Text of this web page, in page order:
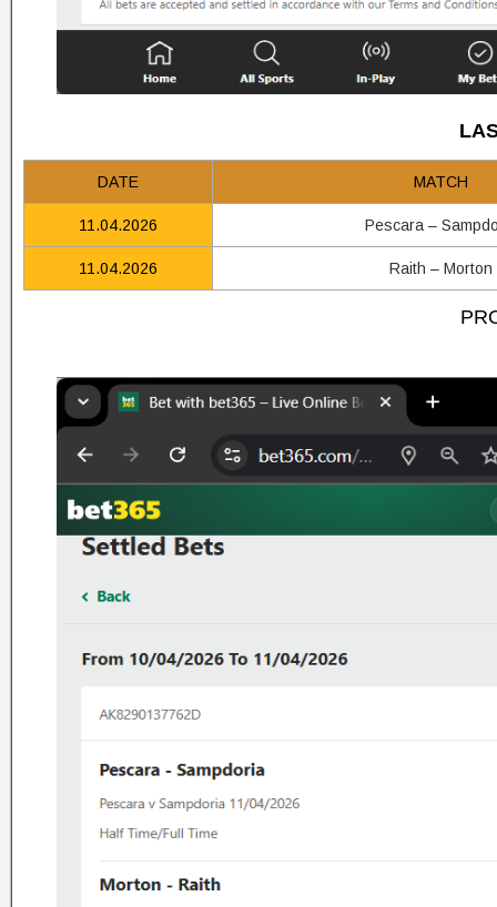
DATE MATCH
11.04.2026 Pescara –
11.04.2026 Raith – Morton